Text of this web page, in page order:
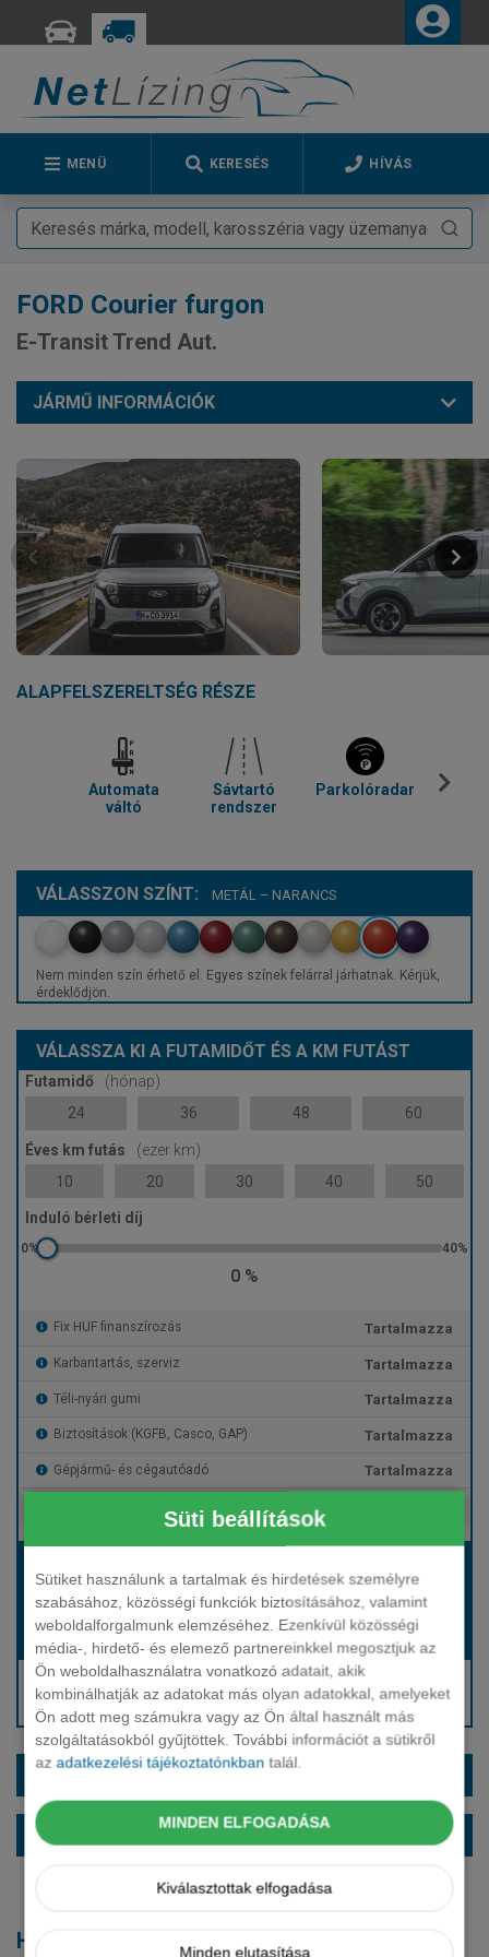
Süti beállítások
Sütiket használunk a tartalmak és hirdetések személyre
szabásához, közösségi funkciók biztosításához, valamint
weboldalforgalmunk elemzéséhez. Ezenkívül közösségi
média-, hirdető- és elemező partnereinkkel megosztjuk az
Ön weboldalhasználatra vonatkozó adatait, akik
kombinálhatják az adatokat más olyan adatokkal, amelyeket
Ön adott meg számukra vagy az Ön által használt más
szolgáltatásokból gyűjtöttek. További információt a sütikről
azadatkezelési tájékoztatónkban talál.
MINDEN ELFOGADÁSA
Kiválasztottak elfogadása
Minden elutasítása
MENÜ KERESÉS HÍVÁS
FORD Courier furgon
E-Transit Trend Aut.
JÁRMŰ INFORMÁCIÓK
ALAPFELSZERELTSÉG RÉSZE
Automata
váltó
Sávtartó
rendszer
Parkolóradar
VÁLASSZON SZÍNT: METÁL – NARANCS
Nem minden szín érhető el. Egyes színek felárral járhatnak. Kérjük,
érdeklődjön.
VÁLASSZA KI A FUTAMIDŐT ÉS A KM FUTÁST
Futamidő
(hónap)
24
36 48 60
Éves km futás
(ezer km)
10
20 30 40 50
Induló bérleti díj
0 %
Fix HUF finanszírozás Tartalmazza
Karbantartás, szerviz Tartalmazza
Téli-nyári gumi Tartalmazza
Biztosítások (KGFB, Casco, GAP) Tartalmazza
Gépjármű- és cégautóadó Tartalmazza
Hívjon bennünket!
Induló bérleti díj: Hívjon bennünket!
Hívjon: +36 1 888 0088
Kérjen visszahívást!
EXTRÁK ÉS SZÍNEK
ALAPFELSZERELTSÉG
Hasonló modellek